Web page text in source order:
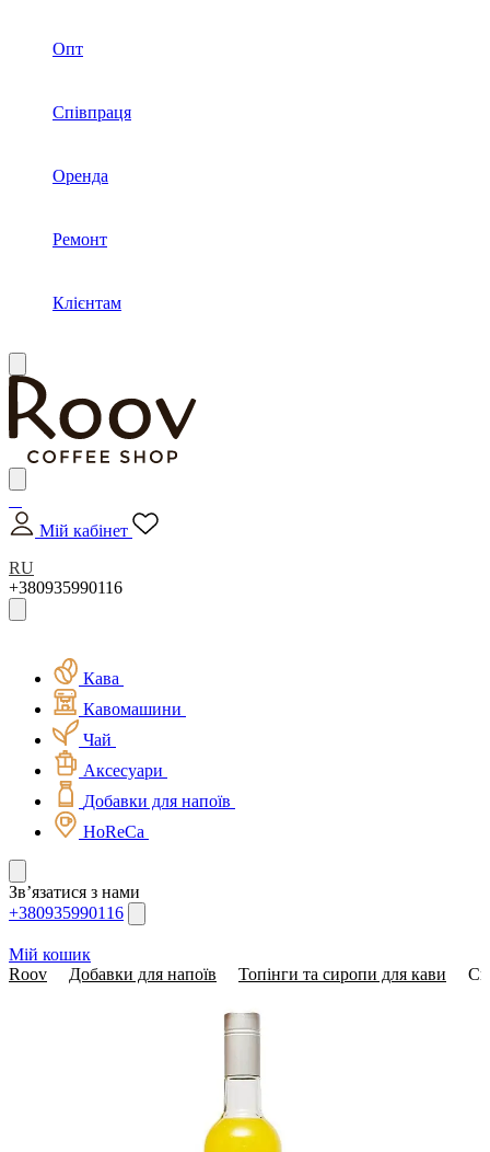
Опт
Співпраця
Оренда
Ремонт
Клієнтам
Мій кабінет
RU
+380935990116
Кава
Кавомашини
Чай
Аксесуари
Добавки для напоїв
HoReCa
Зв’язатися з нами
+380935990116
Мій кошик
Roov
Добавки для напоїв Топінги та сиропи для кави